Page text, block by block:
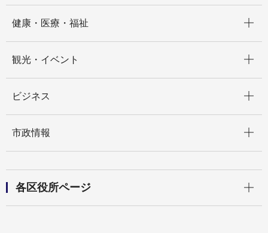
健康・医療・福祉
観光・イベント
ビジネス
市政情報
各区役所ページ